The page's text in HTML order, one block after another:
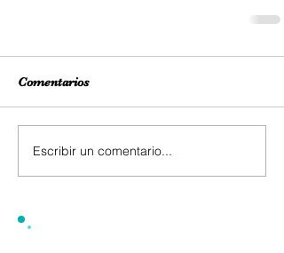
Comentarios
Escribir un comentario...